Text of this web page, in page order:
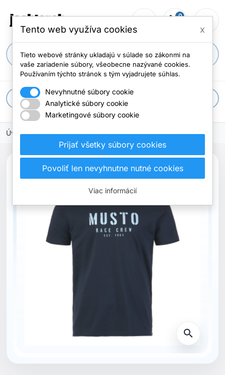
person_outline shopping_cart
0
Početmenu
apps Všetky kategórie
Úvodná stránka Oblečenie Tričká
search
Tento web využíva cookies x
Tieto webové stránky ukladajú v súlade so zákonmi na
vaše zariadenie súbory, všeobecne nazývané cookies.
Používaním týchto stránok s tým vyjadrujete súhlas.
Nevyhnutné súbory cookie
Analytické súbory cookie
Marketingové súbory cookie
Prijať všetky súbory cookies
Povoliť len nevyhnutne nutné cookies
Viac informácií